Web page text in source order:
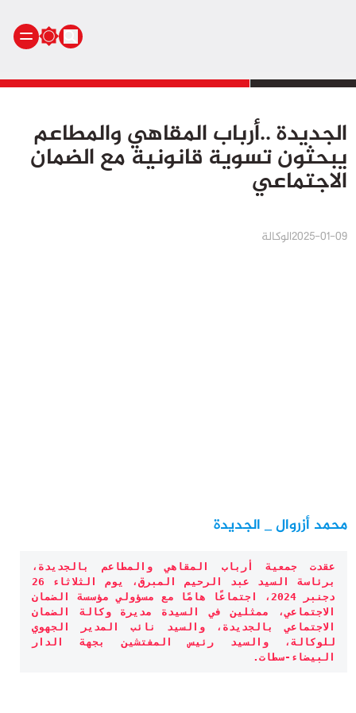
أنشطة ملكية
أنشطة برلمانية
أخبار وطنية
الجديدة ..أرباب المقاهي والمطاعم
يبحثون تسوية قانونية مع الضمان
الاجتماعي
الوكالة2025-01-09
محمد أزروال _ الجديدة
البيضاء-سطات.